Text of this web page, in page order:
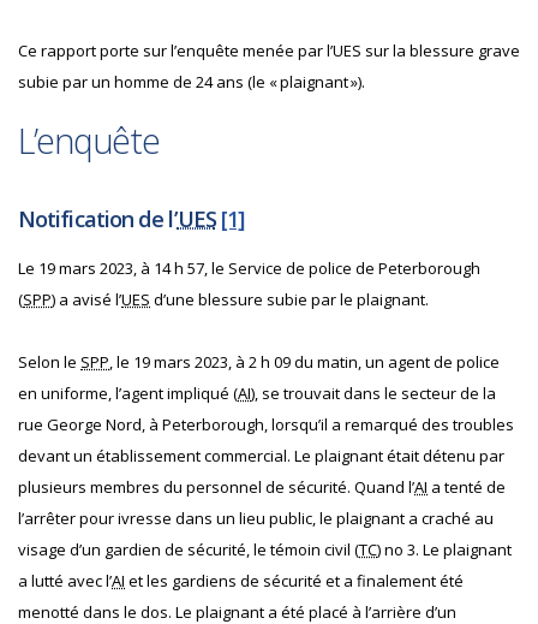
Ce rapport porte sur l’enquête menée par l’UES sur la blessure grave
subie par un homme de 24 ans (le « plaignant »).
L’enquête
Notification de l’UES [1]
Le 19 mars 2023, à 14 h 57, le Service de police de Peterborough
(SPP) a avisé l’UES d’une blessure subie par le plaignant.
Selon le SPP, le 19 mars 2023, à 2 h 09 du matin, un agent de police
en uniforme, l’agent impliqué (AI), se trouvait dans le secteur de la
rue George Nord, à Peterborough, lorsqu’il a remarqué des troubles
devant un établissement commercial. Le plaignant était détenu par
plusieurs membres du personnel de sécurité. Quand l’AI a tenté de
l’arrêter pour ivresse dans un lieu public, le plaignant a craché au
visage d’un gardien de sécurité, le témoin civil (TC) no 3. Le plaignant
a lutté avec l’AI et les gardiens de sécurité et a finalement été
menotté dans le dos. Le plaignant a été placé à l’arrière d’un